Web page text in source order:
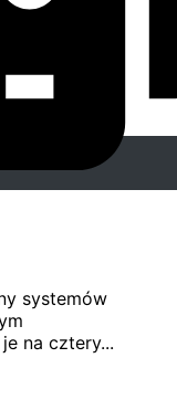
systemów
na cztery...